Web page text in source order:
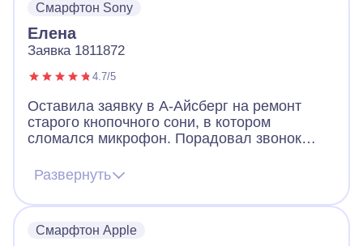
Смарфтон Sony
Елена
Заявка 1811872
4.7/5
Оставила заявку в А-Айсберг на ремонт
старого кнопочного сони, в котором
сломался микрофон. Порадовал звонок
назначил мастера, договорились, что он
приедет вечером того же дня. Так и
случилось. Мастер разобрал телефон, что-
Большое спасибо!
Развернуть
Смарфтон Apple